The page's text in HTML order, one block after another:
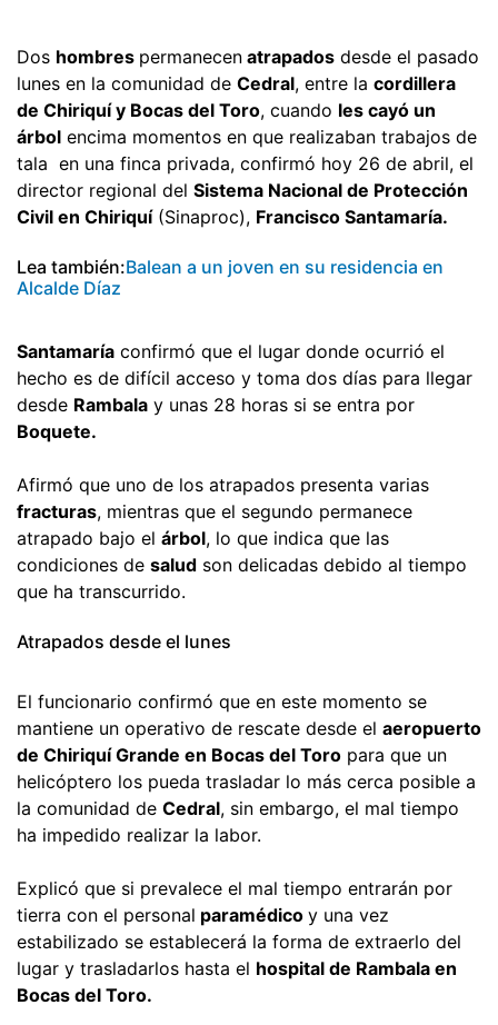
Dos hombres permanecen atrapados desde el pasado
lunes en la comunidad de Cedral, entre la cordillera
de Chiriquí y Bocas del Toro, cuando les cayó un
árbol encima momentos en que realizaban trabajos de
tala en una finca privada, confirmó hoy 26 de abril, el
director regional del Sistema Nacional de Protección
Civil en Chiriquí(Sinaproc), Francisco Santamaría.
Lea también:Balean a un joven en su residencia en
Alcalde Díaz
Santamaría confirmó que el lugar donde ocurrió el
hecho es de difícil acceso y toma dos días para llegar
desde Rambala y unas 28 horas si se entra por
Boquete.
Afirmó que uno de los atrapados presenta varias
fracturas, mientras que el segundo permanece
atrapado bajo el árbol, lo que indica que las
condiciones de salud son delicadas debido al tiempo
que ha transcurrido.
Atrapados desde el lunes
El funcionario confirmó que en este momento se
mantiene un operativo de rescate desde el aeropuerto
de Chiriquí Grande en Bocas del Toro para que un
helicóptero los pueda trasladar lo más cerca posible a
la comunidad de Cedral, sin embargo, el mal tiempo
ha impedido realizar la labor.
Explicó que si prevalece el mal tiempo entrarán por
tierra con el personal paramédico y una vez
estabilizado se establecerá la forma de extraerlo del
lugar y trasladarlos hasta el hospital de Rambala en
Bocas del Toro.